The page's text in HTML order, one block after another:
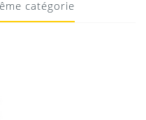
10/08/2020
catégorie